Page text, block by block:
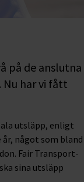
på de anslutna
har vi fått
utsläpp, enligt
något som bland
Fair Transport-
sina utsläpp